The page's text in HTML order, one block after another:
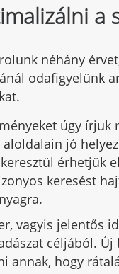
a
néhány
odafigyelünk
úgy
jó
érhetjük
keresést
vagyis jelentős
céljából.
annak, hogy